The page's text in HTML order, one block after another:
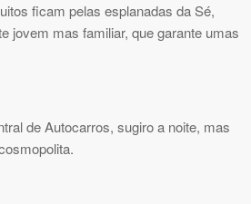
ficam pelas esplanadas da Sé,
jovem mas familiar, que garante umas
de Autocarros, sugiro a noite, mas